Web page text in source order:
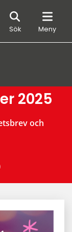
Sök Meny
Sök
2025
och